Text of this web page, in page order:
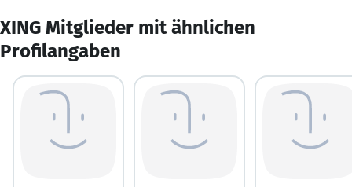
XING Mitglieder mit ähnlichen
Profilangaben